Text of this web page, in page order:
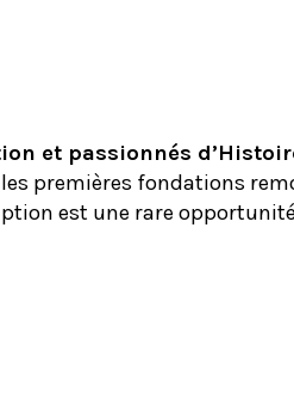
et passionnés
premières fondations
est une rare